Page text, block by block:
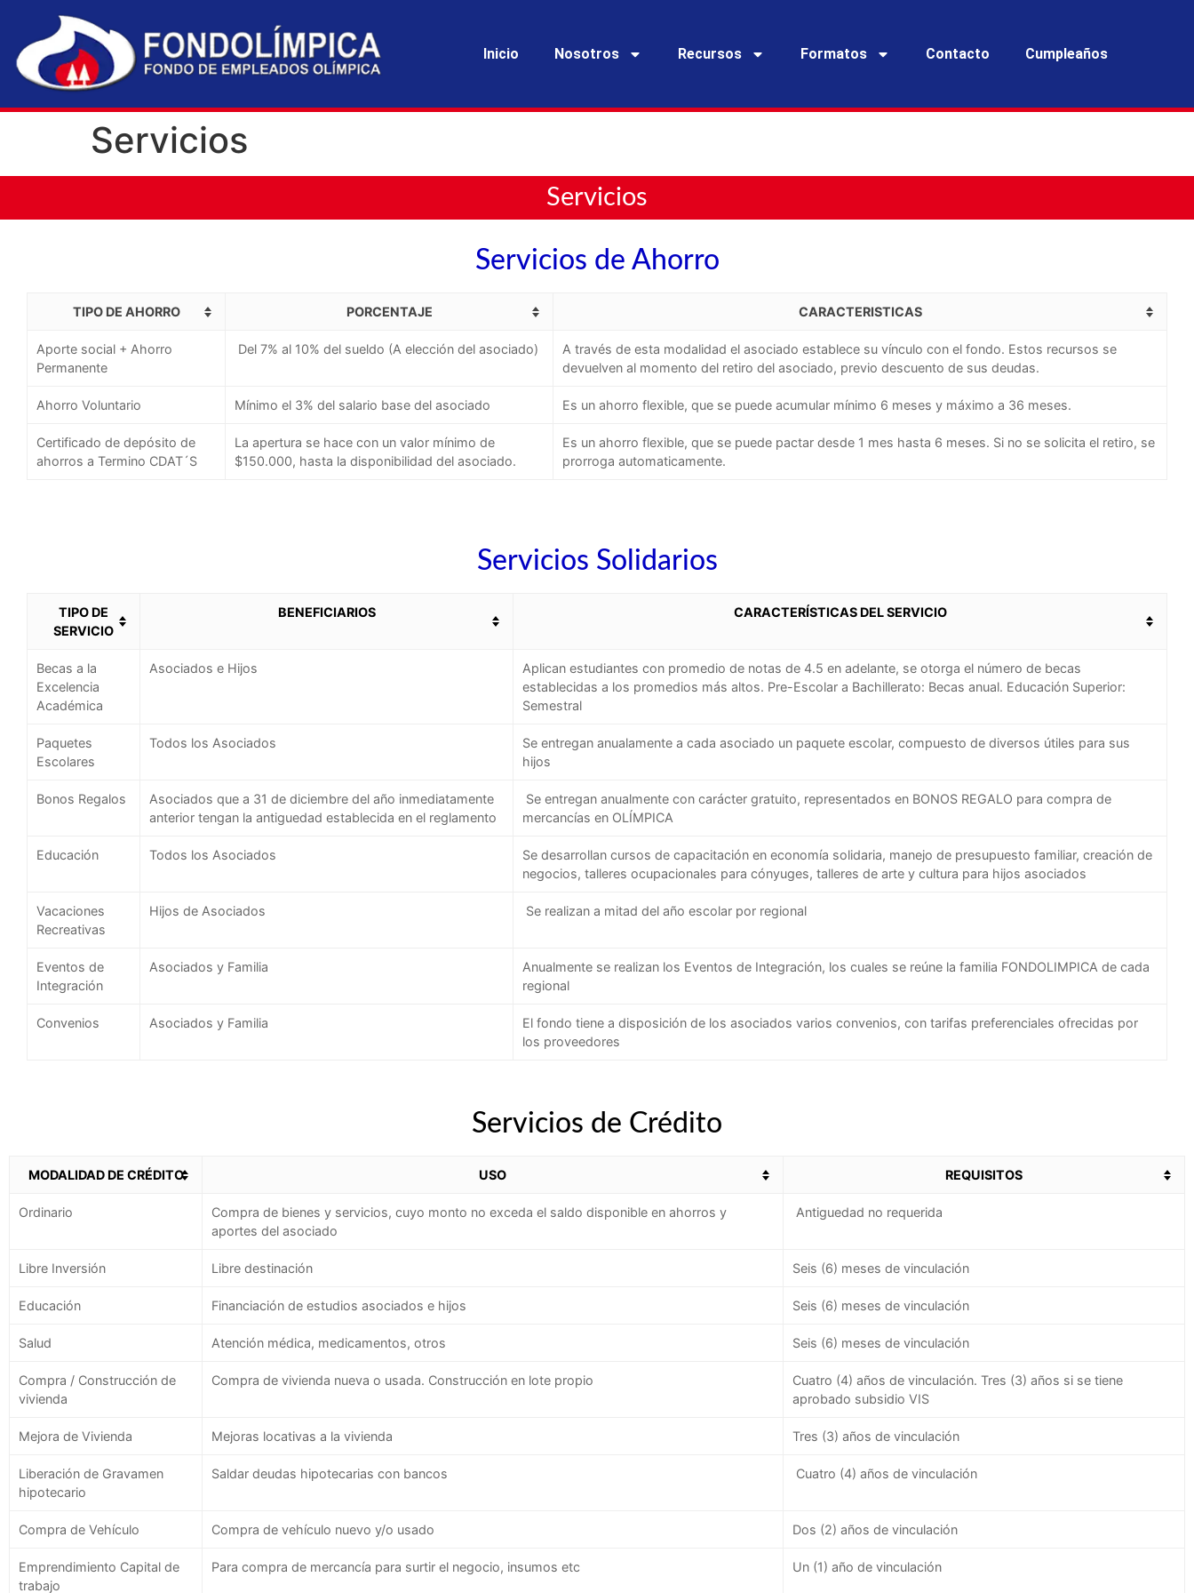
Inicio Nosotros Recursos Formatos Contacto Cumpleaños
Servicios
Servicios
Servicios de Ahorro
TIPO DE AHORRO PORCENTAJE CARACTERISTICAS
Aporte social + Ahorro
Permanente
Del 7% al 10% del sueldo (A elección del asociado)
A través de esta modalidad el asociado establece su vínculo con el fondo. Estos recursos se
devuelven al momento del retiro del asociado, previo descuento de sus deudas.
Ahorro Voluntario Mínimo el 3% del salario base del asociado Es un ahorro flexible, que se puede acumular mínimo 6 meses y máximo a 36 meses.
Certificado de depósito de
ahorros a Termino CDAT´S
La apertura se hace con un valor mínimo de
$150.000, hasta la disponibilidad del asociado.
Es un ahorro flexible, que se puede pactar desde 1 mes hasta 6 meses. Si no se solicita el retiro, se
prorroga automaticamente.
Servicios Solidarios
TIPO DE
SERVICIO
BENEFICIARIOS CARACTERÍSTICAS DEL SERVICIO
Becas a la
Excelencia
Académica
Asociados e Hijos
Aplican estudiantes con promedio de notas de 4.5 en adelante, se otorga el número de becas
establecidas a los promedios más altos. Pre-Escolar a Bachillerato: Becas anual. Educación Superior:
Semestral
Paquetes
Escolares
Todos los Asociados
Se entregan anualamente a cada asociado un paquete escolar, compuesto de diversos útiles para sus
hijos
Bonos Regalos
Asociados que a 31 de diciembre del año inmediatamente
anterior tengan la antiguedad establecida en el reglamento
Se entregan anualmente con carácter gratuito, representados en BONOS REGALO para compra de
mercancías en OLÍMPICA
Educación Todos los Asociados
Se desarrollan cursos de capacitación en economía solidaria, manejo de presupuesto familiar, creación de
negocios, talleres ocupacionales para cónyuges, talleres de arte y cultura para hijos asociados
Vacaciones
Recreativas
Hijos de Asociados Se realizan a mitad del año escolar por regional
Eventos de
Integración
Asociados y Familia
Anualmente se realizan los Eventos de Integración, los cuales se reúne la familia FONDOLIMPICA de cada
regional
Convenios Asociados y Familia
El fondo tiene a disposición de los asociados varios convenios, con tarifas preferenciales ofrecidas por
los proveedores
Servicios de Crédito
MODALIDAD DE CRÉDITO USO REQUISITOS
Ordinario
Compra de bienes y servicios, cuyo monto no exceda el saldo disponible en ahorros y
aportes del asociado
Antiguedad no requerida
Libre Inversión Libre destinación Seis (6) meses de vinculación
Educación Financiación de estudios asociados e hijos Seis (6) meses de vinculación
Salud Atención médica, medicamentos, otros Seis (6) meses de vinculación
Compra / Construcción de
vivienda
Compra de vivienda nueva o usada. Construcción en lote propio
Cuatro (4) años de vinculación. Tres (3) años si se tiene
aprobado subsidio VIS
Mejora de Vivienda Mejoras locativas a la vivienda Tres (3) años de vinculación
Liberación de Gravamen
hipotecario
Saldar deudas hipotecarias con bancos Cuatro (4) años de vinculación
Compra de Vehículo Compra de vehículo nuevo y/o usado Dos (2) años de vinculación
Emprendimiento Capital de
trabajo
Para compra de mercancía para surtir el negocio, insumos etc Un (1) año de vinculación